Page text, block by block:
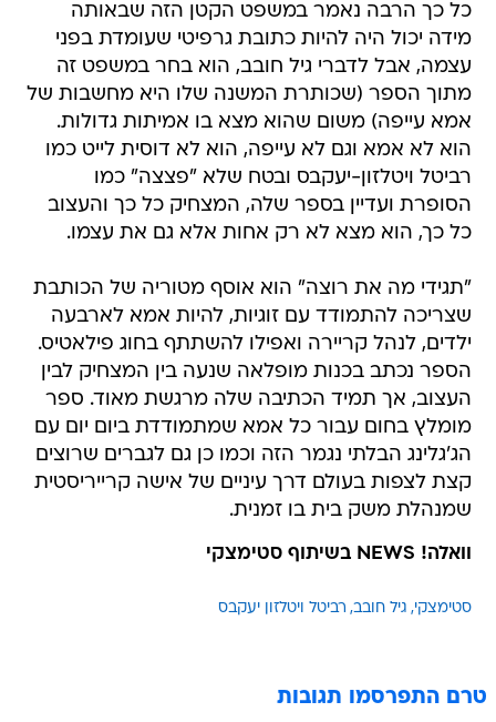
כל כך הרבה נאמר במשפט הקטן הזה שבאותה
מידה יכול היה להיות כתובת גרפיטי שעומדת בפני
עצמה, אבל לדברי גיל חובב, הוא בחר במשפט זה
מתוך הספר (שכותרת המשנה שלו היא מחשבות של
אמא עייפה) משום שהוא מצא בו אמיתות גדולות.
הוא לא אמא וגם לא עייפה, הוא לא דוסית לייט כמו
רביטל ויטלזון-יעקבס ובטח שלא "פצצה" כמו
הסופרת ועדיין בספר שלה, המצחיק כל כך והעצוב
כל כך, הוא מצא לא רק אחות אלא גם את עצמו.
"תגידי מה את רוצה" הוא אוסף מטוריה של הכותבת
שצריכה להתמודד עם זוגיות, להיות אמא לארבעה
ילדים, לנהל קריירה ואפילו להשתתף בחוג פילאטיס.
הספר נכתב בכנות מופלאה שנעה בין המצחיק לבין
העצוב, אך תמיד הכתיבה שלה מרגשת מאוד. ספר
מומלץ בחום עבור כל אמא שמתמודדת ביום יום עם
הג'גלינג הבלתי נגמר הזה וכמו כן גם לגברים שרוצים
קצת לצפות בעולם דרך עיניים של אישה קרייריסטית
שמנהלת משק בית בו זמנית.
וואלה! NEWS בשיתוף סטימצקי
סטימצקי גיל חובב רביטל ויטלזון יעקבס
טרם התפרסמו תגובות